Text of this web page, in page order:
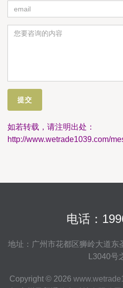
如若转载，请注明出处：
http://www.wetrade1039.com/
电话：
地址：广州市花都区狮岭大道东
L3040号
Copyright © 2026